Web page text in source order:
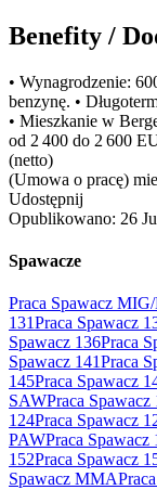
Benefity /
• Wynagrodzenie:
benzynę. •
• Mieszkanie w
od 2 400 do 2 600
(netto)
(Umowa o pracę)
Udostępnij
Opublikowano: 26
Spawacze
Praca Spawacz
131Praca Spawacz
Spawacz 136Praca
Spawacz 141Praca
145Praca Spawacz
SAWPraca Spawacz
124Praca Spawacz
PAWPraca Spawacz
152Praca Spawacz
Spawacz MMA